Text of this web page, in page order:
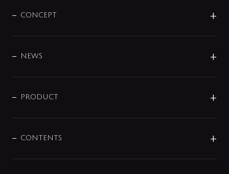
CONCEPT
DESIGN
NEWS
商品に関して
その他
PRODUCT
センサー・タッチ水栓
CONTENTS